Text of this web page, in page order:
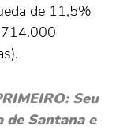
de 11,5%
714.000
Seu
Santana e